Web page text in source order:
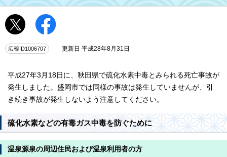
広報ID1006707 更新日 平成28年8月31日
平成27年3月18日に、秋田県で硫化水素中毒とみられる死亡事故が
発生しました。盛岡市では同様の事故は発生していませんが、引
き続き事故が発生しないよう注意してください。
硫化水素などの有毒ガス中毒を防ぐために
温泉源泉の周辺住民および温泉利用者の方